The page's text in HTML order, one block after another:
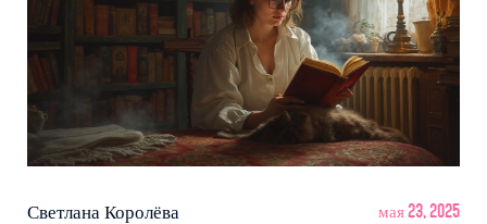
Светлана Королёва мая 23, 2025